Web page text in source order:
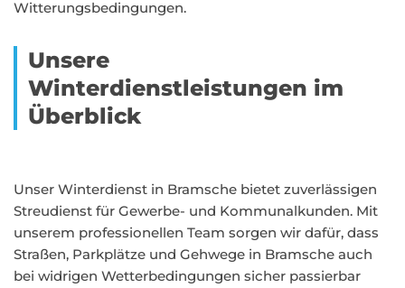
Witterungsbedingungen.
Unsere
Winterdienstleistungen im
Überblick
Unser Winterdienst in Bramsche bietet zuverlässigen
Streudienst für Gewerbe- und Kommunalkunden. Mit
unserem professionellen Team sorgen wir dafür, dass
Straßen, Parkplätze und Gehwege in Bramsche auch
bei widrigen Wetterbedingungen sicher passierbar